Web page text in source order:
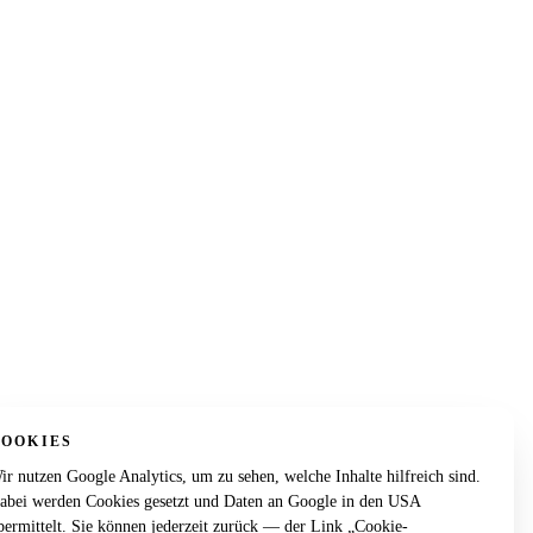
nutzen Google Analytics, um zu sehen, welche Inhalte hilfreich sind.
werden Cookies gesetzt und Daten an Google in den USA
Sie können jederzeit zurück — der Link „Cookie-